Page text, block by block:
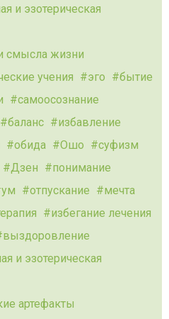
и эзотерическая
смысла жизни
учения эго
бытие
самоосознание
баланс
избавление
обида Ошо
суфизм
Дзен
понимание
ум отпускание
мечта
избегание лечения
выздоровление
и эзотерическая
артефакты